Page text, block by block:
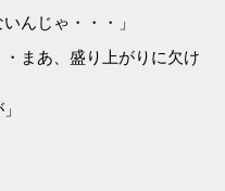
んじゃ・・・」
まあ、盛り上がりに欠け